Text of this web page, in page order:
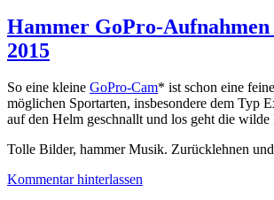
Hammer GoPro-Aufnahmen
2015
So eine kleine GoPro-Cam* ist schon eine
möglichen Sportarten, insbesondere dem Typ
auf den Helm geschnallt und los geht die wilde
Tolle Bilder, hammer Musik. Zurücklehnen
Kommentar hinterlassen